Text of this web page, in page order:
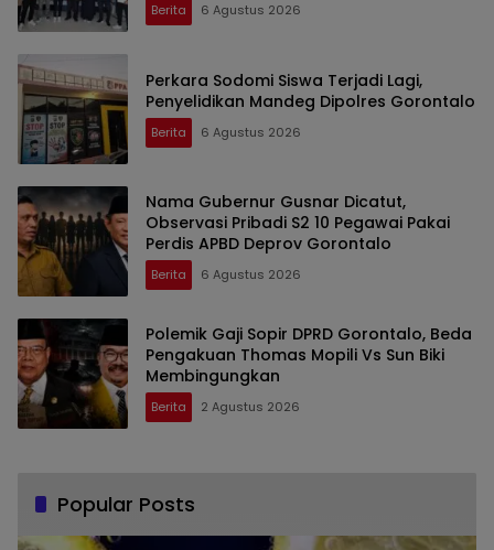
Berita 6 Agustus 2026
Perkara Sodomi Siswa Terjadi Lagi,
Penyelidikan Mandeg Dipolres Gorontalo
Berita 6 Agustus 2026
Nama Gubernur Gusnar Dicatut,
Observasi Pribadi S2 10 Pegawai Pakai
Perdis APBD Deprov Gorontalo
Berita 6 Agustus 2026
Polemik Gaji Sopir DPRD Gorontalo, Beda
Pengakuan Thomas Mopili Vs Sun Biki
Membingungkan
Berita 2 Agustus 2026
Popular Posts